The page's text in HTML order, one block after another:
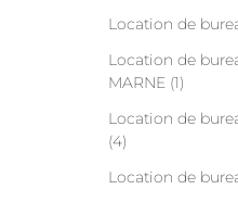
Location de
Location de
MARNE (1)
Location de
(4)
Location de